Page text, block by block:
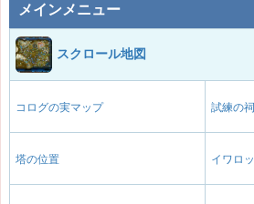
メインメニュー
スクロール地図
コログの実マップ 試練の
塔の位置 イワロ